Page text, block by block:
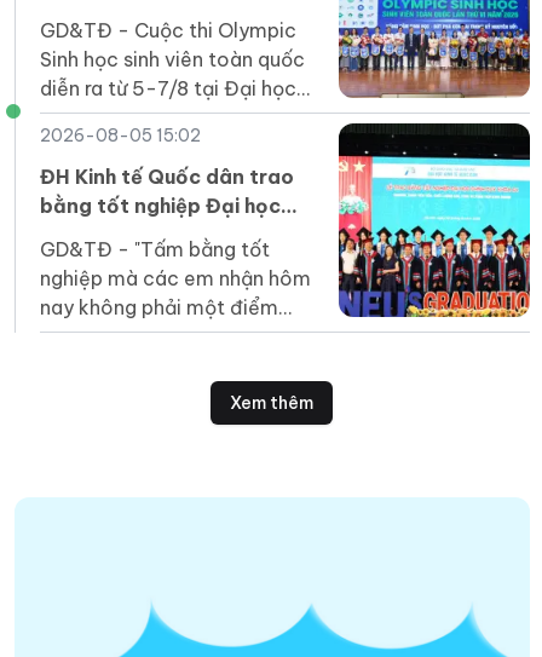
GD&TĐ - Cuộc thi Olympic
Sinh học sinh viên toàn quốc
diễn ra từ 5-7/8 tại Đại học
Duy Tân thu hút 164 thí sinh
của 31 cơ sở giáo dục đại học
tham gia.
2026-08-05 15:02
ĐH Kinh tế Quốc dân trao
bằng tốt nghiệp Đại học
chính quy khóa 64 Chương
trình Tiên tiến, Chất lượng
cao, POHE và Phân tích kinh
doanh
GD&TĐ - "Tấm bằng tốt
nghiệp mà các em nhận hôm
nay không phải một điểm
dừng mà là tấm vé để các
Xem thêm